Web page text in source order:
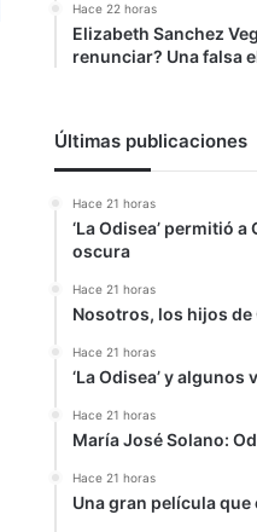
Hace 22 horas
Elizabeth Sanchez
renunciar? Una falsa
Últimas publicaciones
Hace 21 horas
‘La Odisea’ permitió
oscura
Hace 21 horas
Nosotros, los hijos de
Hace 21 horas
‘La Odisea’ y
Hace 21 horas
María José Solano:
Hace 21 horas
Una gran película